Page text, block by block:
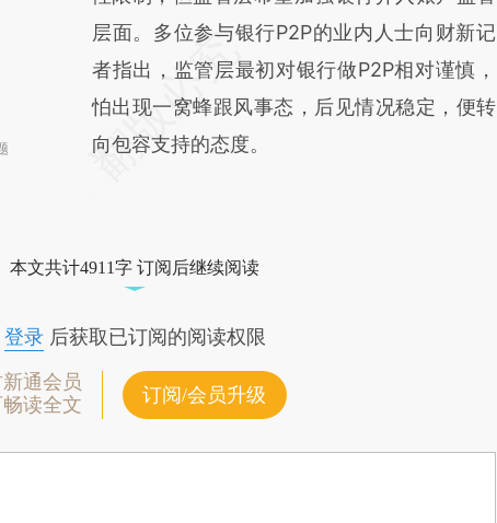
层面。多位参与银行P2P的业内人士向财新记
者指出，监管层最初对银行做P2P相对谨慎，
怕出现一窝蜂跟风事态，后见情况稳定，便转
向包容支持的态度。
本文共计4911字 订阅后继续阅读
登录后获取已订阅的阅读权限
通会员
读全文
订阅/会员升级